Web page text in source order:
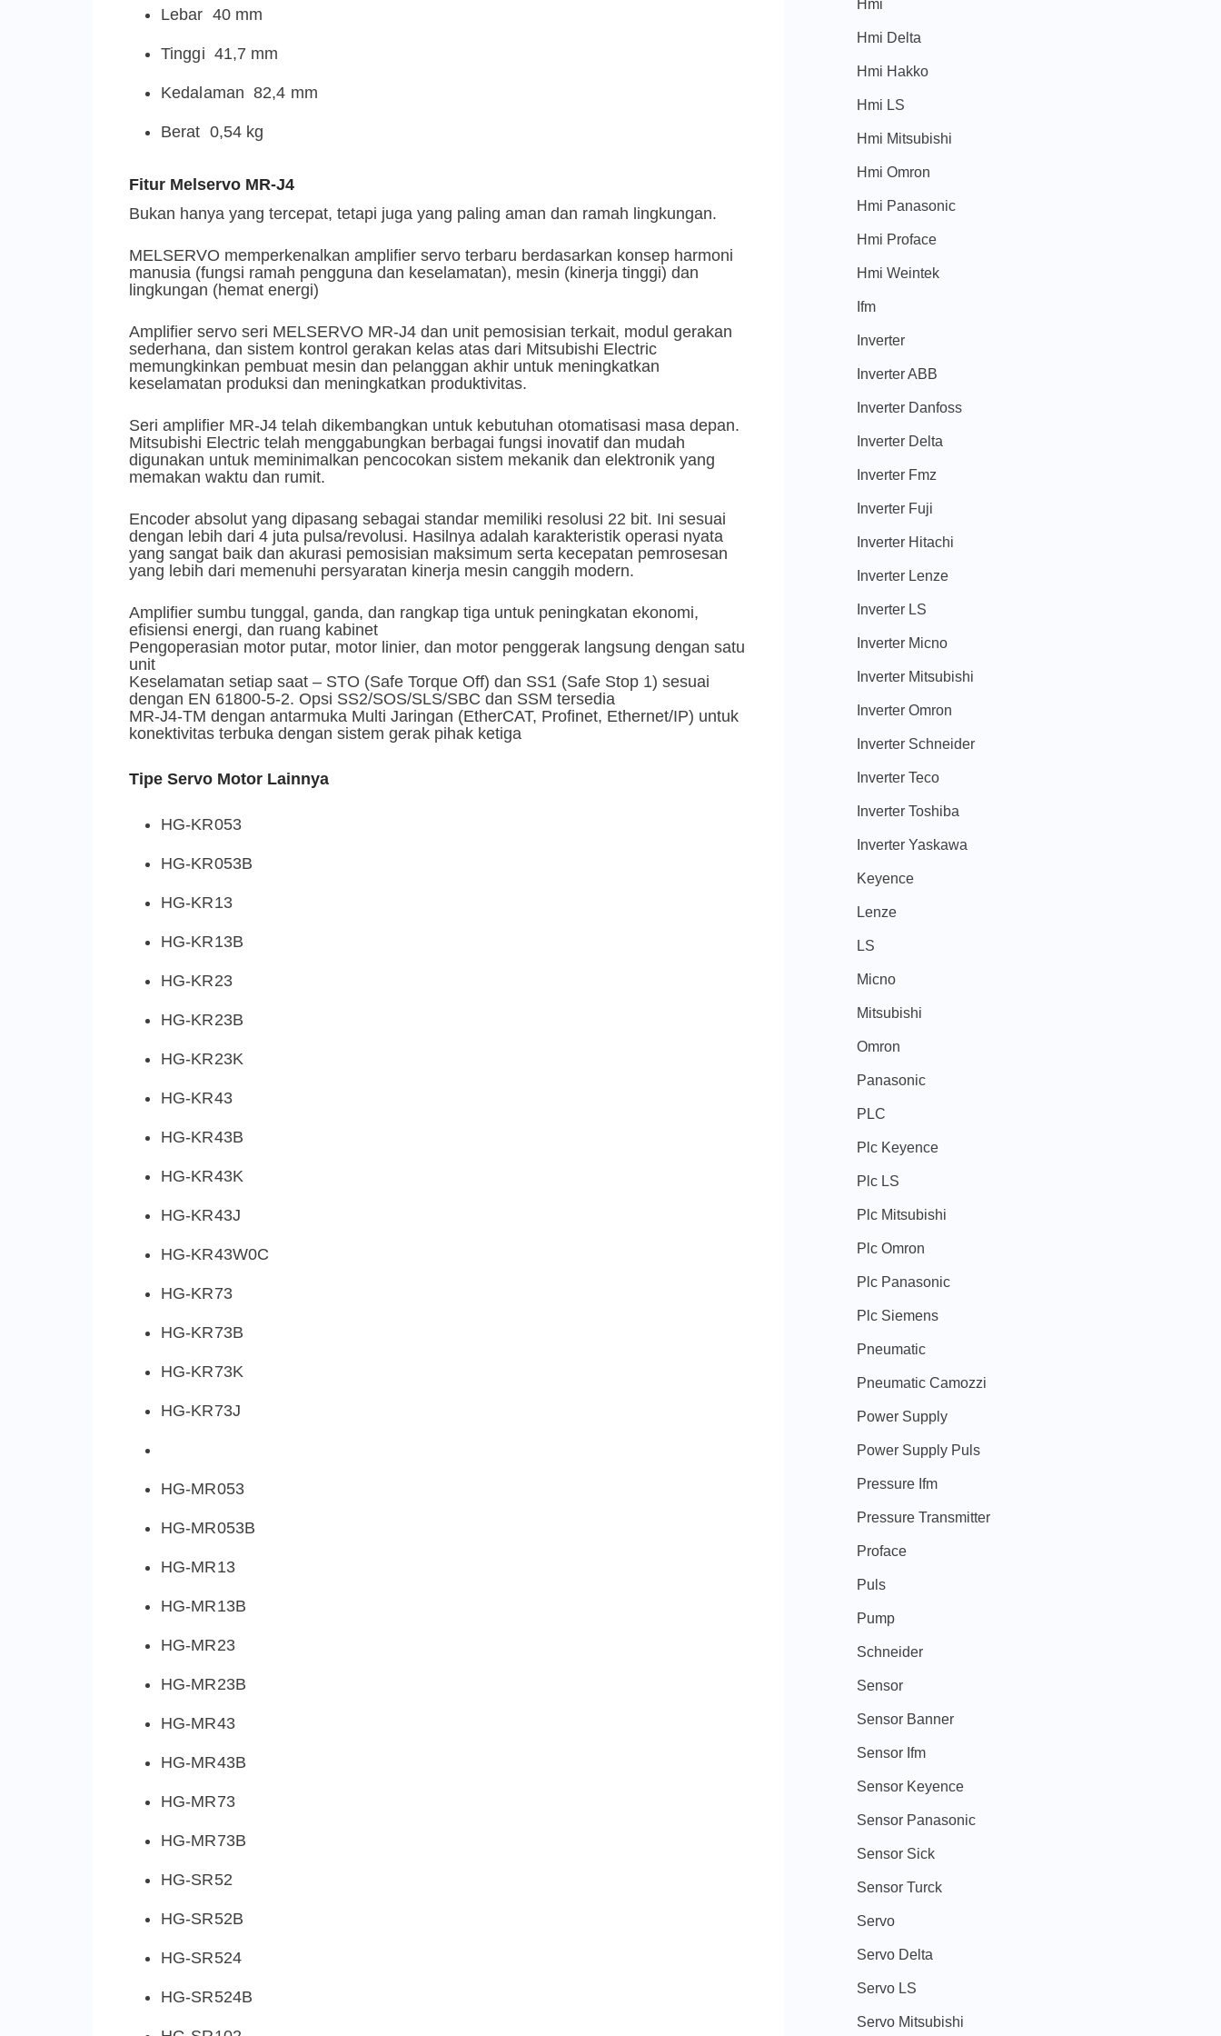
Lebar 40 mm
Tinggi 41,7 mm
Kedalaman 82,4 mm
Berat 0,54 kg
Fitur Melservo MR-J4
Bukan hanya yang tercepat, tetapi juga yang paling aman dan ramah lingkungan.
MELSERVO memperkenalkan amplifier servo terbaru berdasarkan konsep harmoni
manusia (fungsi ramah pengguna dan keselamatan), mesin (kinerja tinggi) dan
lingkungan (hemat energi)
Amplifier servo seri MELSERVO MR-J4 dan unit pemosisian terkait, modul gerakan
sederhana, dan sistem kontrol gerakan kelas atas dari Mitsubishi Electric
memungkinkan pembuat mesin dan pelanggan akhir untuk meningkatkan
keselamatan produksi dan meningkatkan produktivitas.
Seri amplifier MR-J4 telah dikembangkan untuk kebutuhan otomatisasi masa depan.
Mitsubishi Electric telah menggabungkan berbagai fungsi inovatif dan mudah
digunakan untuk meminimalkan pencocokan sistem mekanik dan elektronik yang
memakan waktu dan rumit.
Encoder absolut yang dipasang sebagai standar memiliki resolusi 22 bit. Ini sesuai
dengan lebih dari 4 juta pulsa/revolusi. Hasilnya adalah karakteristik operasi nyata
yang sangat baik dan akurasi pemosisian maksimum serta kecepatan pemrosesan
yang lebih dari memenuhi persyaratan kinerja mesin canggih modern.
Amplifier sumbu tunggal, ganda, dan rangkap tiga untuk peningkatan ekonomi,
efisiensi energi, dan ruang kabinet
Pengoperasian motor putar, motor linier, dan motor penggerak langsung dengan satu
unit
Keselamatan setiap saat – STO (Safe Torque Off) dan SS1 (Safe Stop 1) sesuai
dengan EN 61800-5-2. Opsi SS2/SOS/SLS/SBC dan SSM tersedia
MR-J4-TM dengan antarmuka Multi Jaringan (EtherCAT, Profinet, Ethernet/IP) untuk
konektivitas terbuka dengan sistem gerak pihak ketiga
Tipe Servo Motor Lainnya
HG-KR053
HG-KR053B
HG-KR13
HG-KR13B
HG-KR23
HG-KR23B
HG-KR23K
HG-KR43
HG-KR43B
HG-KR43K
HG-KR43J
HG-KR43W0C
HG-KR73
HG-KR73B
HG-KR73K
HG-KR73J
HG-MR053
HG-MR053B
HG-MR13
HG-MR13B
HG-MR23
HG-MR23B
HG-MR43
HG-MR43B
HG-MR73
HG-MR73B
HG-SR52
HG-SR52B
HG-SR524
HG-SR524B
Hmi
Hmi Delta
Hmi Hakko
Hmi LS
Hmi Mitsubishi
Hmi Omron
Hmi Panasonic
Hmi Proface
Hmi Weintek
Ifm
Inverter
Inverter ABB
Inverter Danfoss
Inverter Delta
Inverter Fmz
Inverter Fuji
Inverter Hitachi
Inverter Lenze
Inverter LS
Inverter Micno
Inverter Mitsubishi
Inverter Omron
Inverter Schneider
Inverter Teco
Inverter Toshiba
Inverter Yaskawa
Keyence
Lenze
LS
Micno
Mitsubishi
Omron
Panasonic
PLC
Plc Keyence
Plc LS
Plc Mitsubishi
Plc Omron
Plc Panasonic
Plc Siemens
Pneumatic
Pneumatic Camozzi
Power Supply
Power Supply Puls
Pressure Ifm
Pressure Transmitter
Proface
Puls
Pump
Schneider
Sensor
Sensor Banner
Sensor Ifm
Sensor Keyence
Sensor Panasonic
Sensor Sick
Sensor Turck
Servo
Servo Delta
Servo LS
Servo Mitsubishi